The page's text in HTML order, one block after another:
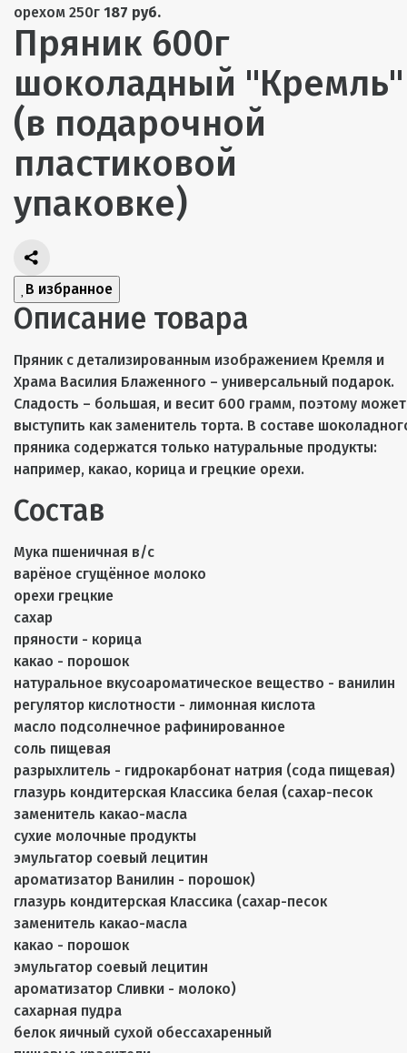
орехом 250г 187 руб.
Пряник 600г
шоколадный "Кремль"
(в подарочной
пластиковой
упаковке)
В избранное
Описание товара
Пряник с детализированным изображением Кремля и
Храма Василия Блаженного – универсальный подарок.
Сладость – большая, и весит 600 грамм, поэтому может
выступить как заменитель торта. В составе
пряника содержатся только натуральные продукты:
например, какао, корица и грецкие орехи.
Состав
Мука пшеничная в/с
варёное сгущённое молоко
орехи грецкие
сахар
пряности - корица
какао - порошок
натуральное вкусоароматическое вещество - ванилин
регулятор кислотности - лимонная кислота
масло подсолнечное рафинированное
соль пищевая
разрыхлитель - гидрокарбонат натрия (сода пищевая)
глазурь кондитерская Классика белая (сахар-песок
заменитель какао-масла
сухие молочные продукты
эмульгатор соевый лецитин
ароматизатор Ванилин - порошок)
глазурь кондитерская Классика (сахар-песок
заменитель какао-масла
какао - порошок
эмульгатор соевый лецитин
ароматизатор Сливки - молоко)
сахарная пудра
белок яичный сухой обессахаренный